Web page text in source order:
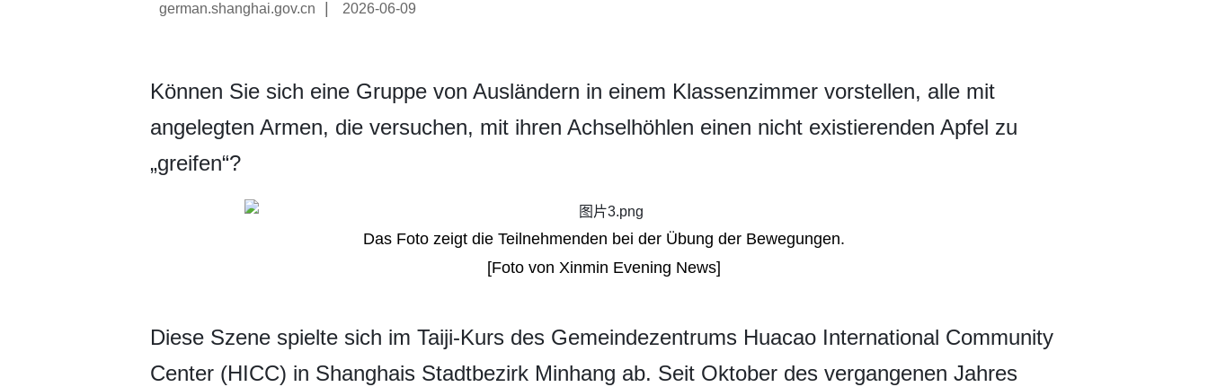
german.shanghai.gov.cn 2026-06-09
Können Sie sich eine Gruppe von Ausländern in einem Klassenzimmer vorstellen, alle mit
angelegten Armen, die versuchen, mit ihren Achselhöhlen einen nicht existierenden Apfel zu
„greifen“?
Das Foto zeigt die Teilnehmenden bei der Übung der Bewegungen.
[Foto von Xinmin Evening News]
​Diese Szene spielte sich im Taiji-Kurs des Gemeindezentrums Huacao International Community
Center (HICC) in Shanghais Stadtbezirk Minhang ab. Seit Oktober des vergangenen Jahres